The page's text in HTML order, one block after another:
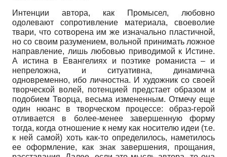
Интенции автора, как Промысел, любовно
одолевают сопротивление материала, своеволие
твари, что сотворена им же изначально пластичной,
но со своим разумением, вольной принимать ложное
направление, лишь любовью приводимой к Истине.
А истина в Евангелиях и поэтике романиста – и
непреложна, и ситуативна, динамична
одновременно, ибо личностна. И художник со своей
творческой волей, потенцией предстает образом и
подобием Творца, весьма измененным. Отмечу еще
один нюанс в творческом процессе: образ-герой
отливается в более-менее завершенную форму
тогда, когда отношение к нему как носителю идеи (т.е.
к ней самой) хоть как-то определилось, наметилось
ее оформление, как знак завершения, прощания,